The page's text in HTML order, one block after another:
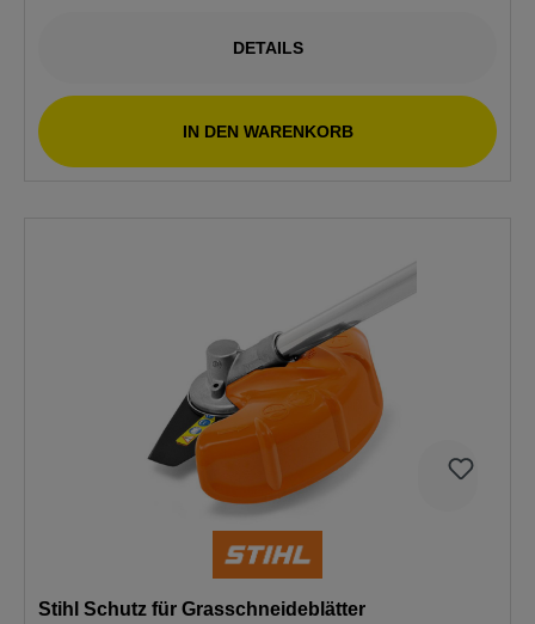
DETAILS
IN DEN WARENKORB
Stihl Schutz für Grasschneideblätter